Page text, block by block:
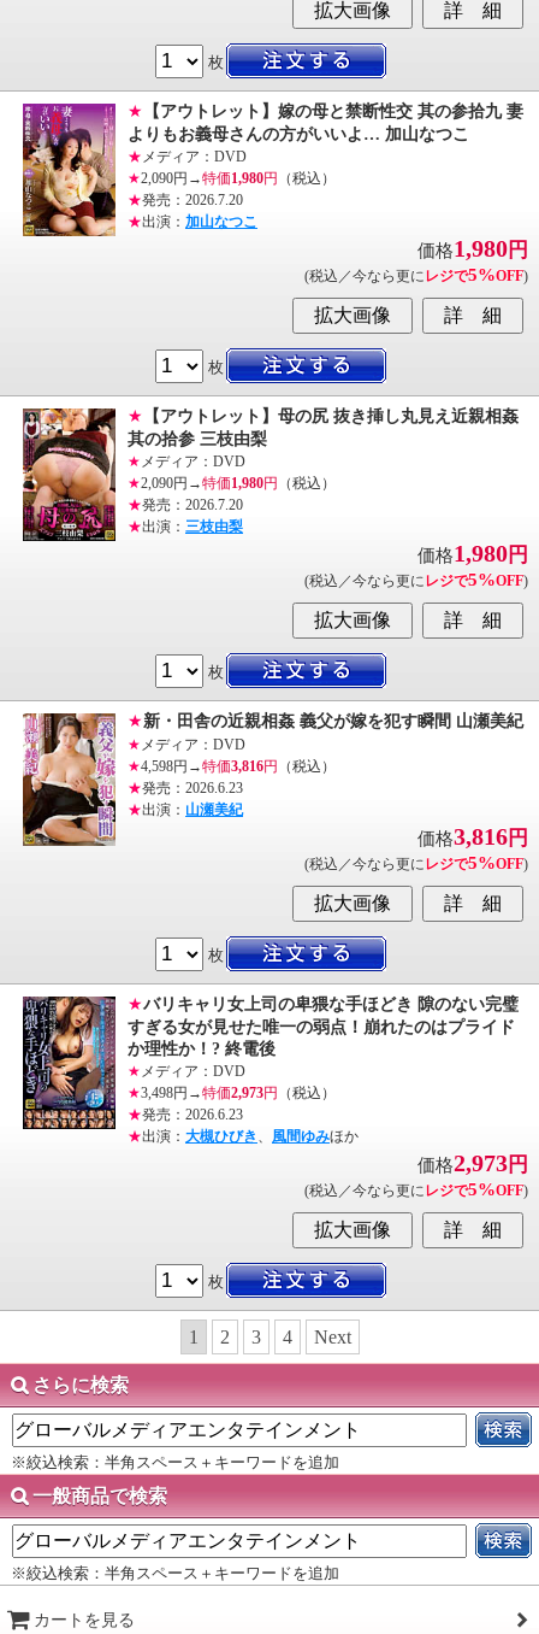
枚
★ 【アウトレット】嫁の母と禁断性交 其の参拾九 妻
よりもお義母さんの方がいいよ… 加山なつこ
★ メディア：DVD
★2,090円→特価1,980円
（税込）
★発売：2026.7.20
★出演： 加山なつこ
価格1,980円
(税込／今なら更に レジで5%OFF)
枚
★ 【アウトレット】母の尻 抜き挿し丸見え近親相姦
其の拾参 三枝由梨
★ メディア：DVD
★2,090円→特価1,980円
（税込）
★発売：2026.7.20
★出演： 三枝由梨
価格1,980円
(税込／今なら更に レジで5%OFF)
枚
★新・田舎の近親相姦 義父が嫁を犯す瞬間 山瀬美紀
★ メディア：DVD
★4,598円→特価3,816円
（税込）
★発売：2026.6.23
★出演： 山瀬美紀
価格3,816円
(税込／今なら更に レジで5%OFF)
枚
★バリキャリ女上司の卑猥な手ほどき 隙のない完璧
すぎる女が見せた唯一の弱点！崩れたのはプライド
か理性か！? 終電後
★ メディア：DVD
★3,498円→特価2,973円
（税込）
★発売：2026.6.23
★出演： 大槻ひびき 、 風間ゆみほか
価格2,973円
(税込／今なら更に レジで5%OFF)
枚
1 2 3 4 Next
さらに検索
※絞込検索：半角スペース＋キーワードを追加
一般商品で検索
※絞込検索：半角スペース＋キーワードを追加
カートを見る